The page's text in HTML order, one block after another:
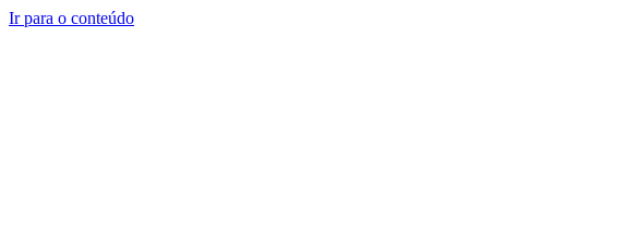
Ir para o conteúdo